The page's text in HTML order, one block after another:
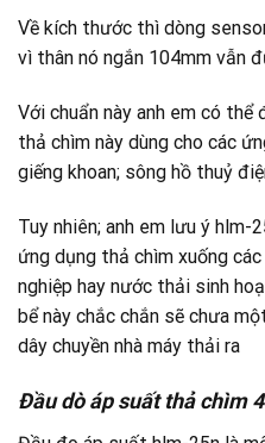
Về kích thước thì dòng
vì thân nó ngắn 104mm vẫn
Với chuẩn này anh em có
thả chìm này dùng cho các
giếng khoan; sông hồ thuỷ
Tuy nhiên; anh em lưu ý hlm-
ứng dụng thả chìm xuống
nghiệp hay nước thải sinh
bể này chắc chắn sẽ chưa
dây chuyền nhà máy thải ra
Đầu dò áp suất thả chìm